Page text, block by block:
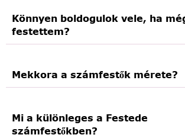
Könnyen boldogulok vele, ha
festettem?
Mekkora a számfestők mérete?
Mi a különleges a Festede
számfestőkben?